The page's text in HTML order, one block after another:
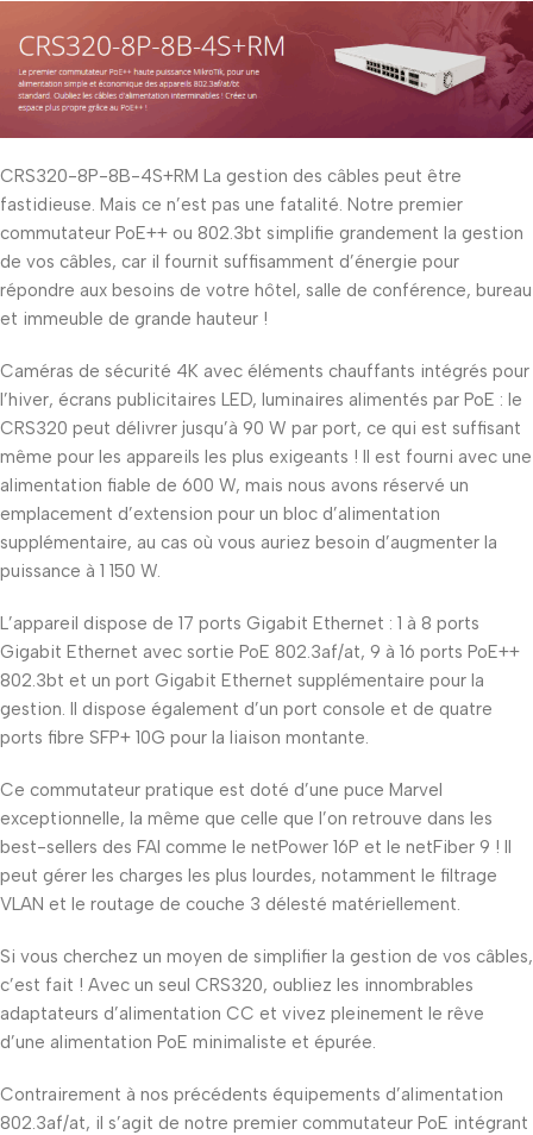
CRS320-8P-8B-4S+RM La gestion des câbles peut être
fastidieuse. Mais ce n’est pas une fatalité. Notre premier
commutateur PoE++ ou 802.3bt simplifie grandement la gestion
de vos câbles, car il fournit suffisamment d’énergie pour
répondre aux besoins de votre hôtel, salle de conférence, bureau
et immeuble de grande hauteur !
Caméras de sécurité 4K avec éléments chauffants intégrés pour
l’hiver, écrans publicitaires LED, luminaires alimentés par PoE : le
CRS320 peut délivrer jusqu’à 90 W par port, ce qui est suffisant
même pour les appareils les plus exigeants ! Il est fourni avec une
alimentation fiable de 600 W, mais nous avons réservé un
emplacement d’extension pour un bloc d’alimentation
supplémentaire, au cas où vous auriez besoin d’augmenter la
puissance à 1 150 W.
L’appareil dispose de 17 ports Gigabit Ethernet : 1 à 8 ports
Gigabit Ethernet avec sortie PoE 802.3af/at, 9 à 16 ports PoE++
802.3bt et un port Gigabit Ethernet supplémentaire pour la
gestion. Il dispose également d’un port console et de quatre
ports fibre SFP+ 10G pour la liaison montante.
Ce commutateur pratique est doté d’une puce Marvel
exceptionnelle, la même que celle que l’on retrouve dans les
best-sellers des FAI comme le netPower 16P et le netFiber 9 ! Il
peut gérer les charges les plus lourdes, notamment le filtrage
VLAN et le routage de couche 3 délesté matériellement.
Si vous cherchez un moyen de simplifier la gestion de vos câbles,
c’est fait ! Avec un seul CRS320, oubliez les innombrables
adaptateurs d’alimentation CC et vivez pleinement le rêve
d’une alimentation PoE minimaliste et épurée.
Contrairement à nos précédents équipements d’alimentation
802.3af/at, il s’agit de notre premier commutateur PoE intégrant